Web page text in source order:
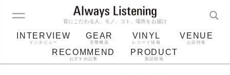
音にこだわる人、モノ、コト、場所をお届け
INTERVIEW
インタビュー
GEAR
音響機器
VINYL
レコード情報
VENUE
お店特集
RECOMMEND
おすすめ記事
PRODUCT
製品情報